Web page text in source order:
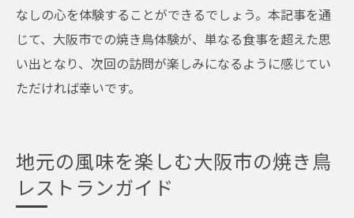
なしの心を体験することができるでしょう。本記事を通
じて、大阪市での焼き鳥体験が、単なる食事を超えた思
い出となり、次回の訪問が楽しみになるように感じてい
ただければ幸いです。
地元の風味を楽しむ大阪市の焼き鳥
レストランガイド